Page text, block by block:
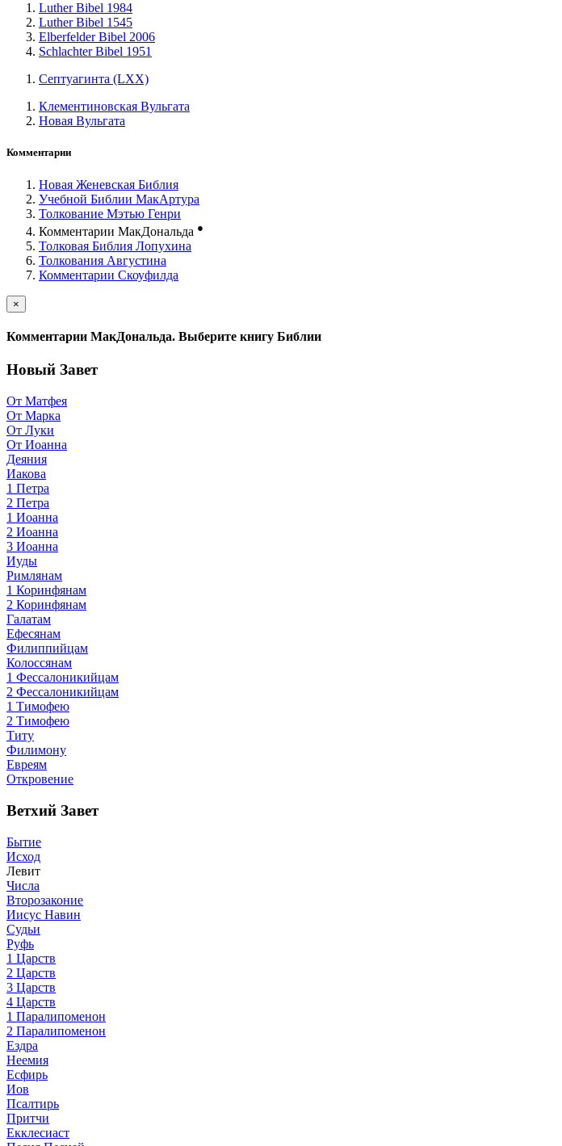
Luther Bibel 1984
Luther Bibel 1545
Elberfelder Bibel 2006
Schlachter Bibel 1951
Септуагинта (LXX)
Клементиновская Вульгата
Новая Вульгата
Комментарии
Новая Женевская Библия
Учебной Библии МакАртура
Толкование Мэтью Генри
Комментарии МакДональда ●
Толковая Библия Лопухина
Толкования Августина
Комментарии Скоуфилда
×
Комментарии МакДональда. Выберите книгу Библии
Новый Завет
От Матфея
От Марка
От Луки
От Иоанна
Деяния
Иакова
1 Петра
2 Петра
1 Иоанна
2 Иоанна
3 Иоанна
Иуды
Римлянам
1 Коринфянам
2 Коринфянам
Галатам
Ефесянам
Филиппийцам
Колоссянам
1 Фессалоникийцам
2 Фессалоникийцам
1 Тимофею
2 Тимофею
Титу
Филимону
Евреям
Откровение
Ветхий Завет
Бытие
Исход
Левит
Числа
Второзаконие
Иисус Навин
Судьи
Руфь
1 Царств
2 Царств
3 Царств
4 Царств
1 Паралипоменон
2 Паралипоменон
Ездра
Неемия
Есфирь
Иов
Псалтирь
Притчи
Екклесиаст